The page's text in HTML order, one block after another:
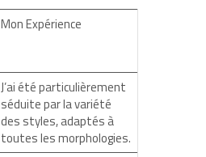
Mon Expérience
J’ai été particulièrement
séduite par la variété
des styles, adaptés à
toutes les morphologies.